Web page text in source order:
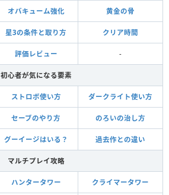
オバキューム強化 黄金の骨
星3の条件と取り方 クリア時間
評価レビュー -
初心者が気になる要素
ストロボ使い方 ダークライト使い方
セーブのやり方 のろいの治し方
グーイージはいる？ 過去作との違い
マルチプレイ攻略
ハンタータワー クライマータワー